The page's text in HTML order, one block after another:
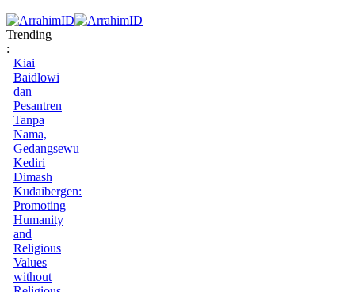
Trending
:
Kiai
Baidlowi
dan
Pesantren
Tanpa
Nama,
Gedangsewu
Kediri
Dimash
Kudaibergen:
Promoting
Humanity
and
Religious
Values
without